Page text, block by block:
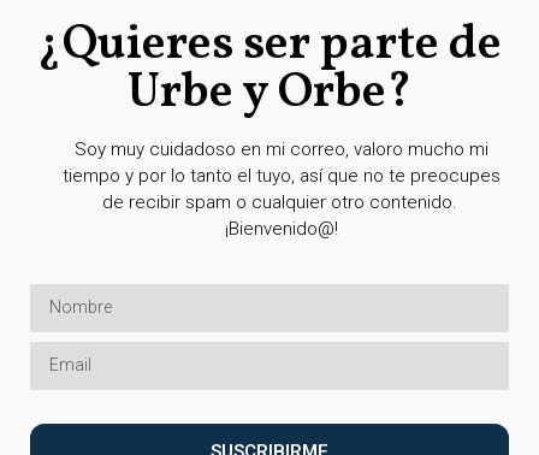
¿Quieres ser parte de
Urbe y Orbe?
Soy muy cuidadoso en mi correo, valoro mucho mi
tiempo y por lo tanto el tuyo, así que no te preocupes
de recibir spam o cualquier otro contenido.
¡Bienvenido@!